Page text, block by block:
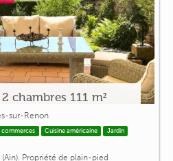
chambres 111 m²
sur-Renon
commerces Cuisine américaine
Jardin
(Ain). Propriété de plain-pied